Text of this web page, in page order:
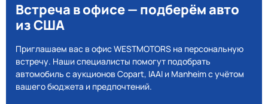
Встреча в офисе — подберём авто
из США
Приглашаем вас в офис WESTMOTORS на персональную
встречу. Наши специалисты помогут подобрать
автомобиль с аукционов Copart, IAAI и Manheim с учётом
вашего бюджета и предпочтений.